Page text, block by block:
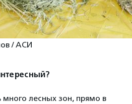
/ АСИ
лесных зон, прямо в